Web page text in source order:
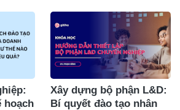
hoạch
Xây dựng bộ phận L&D:
Bí quyết đào tạo nhân